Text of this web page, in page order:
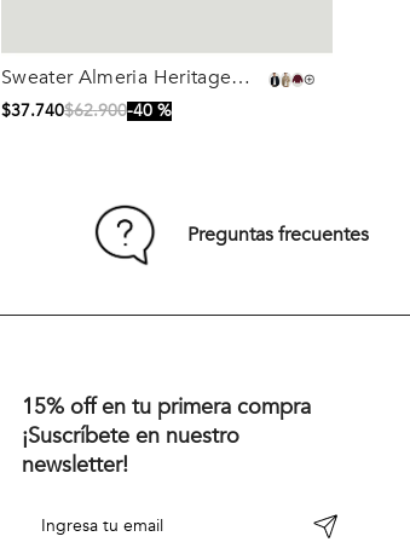
Sweater Almeria Heritage
Cherry Melange
$37.740$62.900 40 %
Talla
L
Comprar
Preguntas frecuentes
15% off en tu primera compra
¡Suscríbete en nuestro
newsletter!